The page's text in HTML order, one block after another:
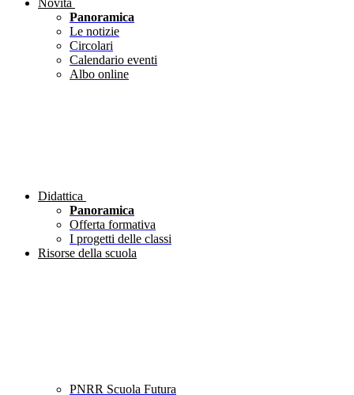
Novità
Panoramica
Le notizie
Circolari
Calendario eventi
Albo online
Didattica
Panoramica
Offerta formativa
I progetti delle classi
Risorse della scuola
PNRR Scuola Futura